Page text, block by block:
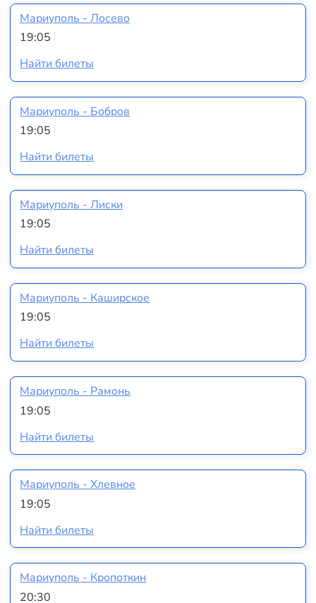
Мариуполь - Лосево
19:05
Найти билеты
Мариуполь - Бобров
19:05
Найти билеты
Мариуполь - Лиски
19:05
Найти билеты
Мариуполь - Каширское
19:05
Найти билеты
Мариуполь - Рамонь
19:05
Найти билеты
Мариуполь - Хлевное
19:05
Найти билеты
Мариуполь - Кропоткин
20:30